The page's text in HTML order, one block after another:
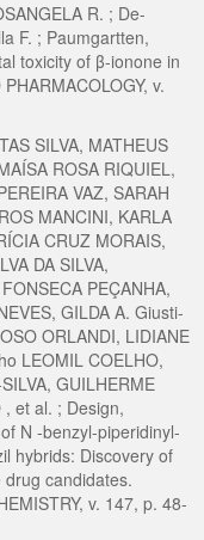
R. ; De-
F. ; Paumgartten,
toxicity of β-ionone in
v.
SILVA, MATHEUS
ROSA RIQUIEL,
VAZ, SARAH
MANCINI, KARLA
CRUZ MORAIS,
DA SILVA,
PEÇANHA,
GILDA A. Giusti-
ORLANDI, LIDIANE
LEOMIL COELHO,
GUILHERME
, et al. ; Design,
N -benzyl-piperidinyl-
hybrids: Discovery of
candidates.
v. 147, p. 48-